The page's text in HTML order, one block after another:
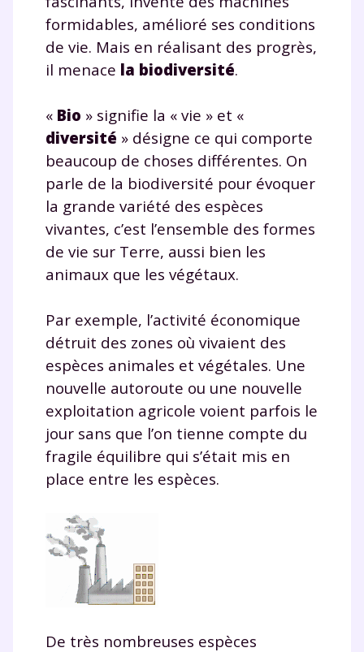
formidables, amélioré ses conditions
de vie. Mais en réalisant des progrès,
il menace la biodiversité.
« Bio » signifie la « vie » et «
diversité » désigne ce qui comporte
beaucoup de choses différentes. On
parle de la biodiversité pour évoquer
la grande variété des espèces
vivantes, c’est l’ensemble des formes
de vie sur Terre, aussi bien les
animaux que les végétaux.
Par exemple, l’activité économique
détruit des zones où vivaient des
espèces animales et végétales. Une
nouvelle autoroute ou une nouvelle
exploitation agricole voient parfois le
jour sans que l’on tienne compte du
fragile équilibre qui s’était mis en
place entre les espèces.
De très nombreuses espèces
Testez gratuitement
pendant 24h notre
plateforme de soutien
scolaire !
Fiches de cours et vidéos
exercices
podcasts de révisions
Unespace dédié aux parents
suivre les progrès
Tout le programme scolaire du CP à
la Terminale
à la demande par tchat, audio ou
TESTER GRATUITEMENT
* Votre code d'accès sera envoyé à cette adresse e-mail. En
renseignant votre e-mail, vous consentez à ce que vos
données à caractère personnel soient traitées par SEJER, sous
accès au service de soutien scolaire pendant 24h. Pour en
savoir plus sur la gestion de vos données personnelles et
pour exercer vos droits, vous pouvez consulter
J’accepte de recevoir les actualités et des
myMaxicours.